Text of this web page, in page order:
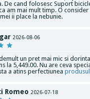
De cand folosesc Suport
am mai mult timp. O consider
ii place la nebunie.
2026-08-06
un pret mai mic si
la 5,449.00. Nu are ceva
a atins perfectiunea
Romeo 2026-07-18